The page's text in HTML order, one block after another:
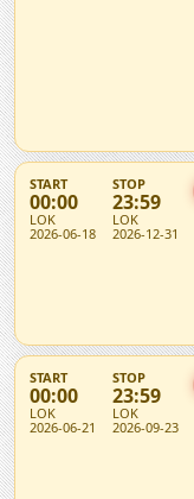
START
00:00
LOK
2026-06-18
STOP
23:59
LOK
2026-12-31
START
00:00
LOK
2026-06-21
STOP
23:59
LOK
2026-09-23